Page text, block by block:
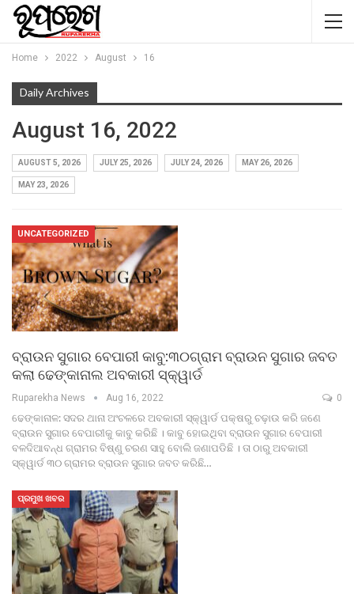
Home 2022 August 16
Daily Archives
August 16, 2022
AUGUST 5, 2026 JULY 25, 2026 JULY 24, 2026 MAY 26, 2026
MAY 23, 2026
UNCATEGORIZED
ବ୍ରାଉନ ସୁଗାର ବେପାରୀ କାବୁ:୩୦ଗ୍ରାମ ବ୍ରାଉନ ସୁଗାର ଜବତ
କଲା ଢେଙ୍କାନାଲ ଅବକାରୀ ସ୍କ୍ୱାର୍ଡ
Ruparekha News Aug 16, 2022 0
ଢେଙ୍କାନାଳ: ସଦର ଥାନା ଅଂଚଳରେ ଅବକାରୀ ସ୍କ୍ୱାର୍ଡ ପକ୍ଷରୁ ଚଢ଼ାଉ କରି ଜଣେ
ବ୍ରାଉନ ସୁଗାର ବେପାରୀକୁ କାବୁ କରିଛି । କାବୁ ହୋଇଥିବା ବ୍ରାଉନ ସୁଗାର ବେପାରୀ
ବଳଦିଆବନ୍ଧ ଗ୍ରାମର ବିଷ୍ଣୁ ଚରଣ ସାହୁ ବୋଲି ଜଣାପଡିଛି । ତା ଠାରୁ ଅବକାରୀ
ସ୍କ୍ୱାର୍ଡ ୩୦ ଗ୍ରାମର ବ୍ରାଉନ ସୁଗାର ଜବତ କରିଛି…
ପ୍ରମୁଖ ଖବର